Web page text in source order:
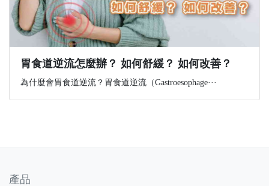
胃食道逆流怎麼辦？ 如何舒緩？ 如何改善？
為什麼會胃食道逆流？胃食道逆流（Gastroesophage···
產品